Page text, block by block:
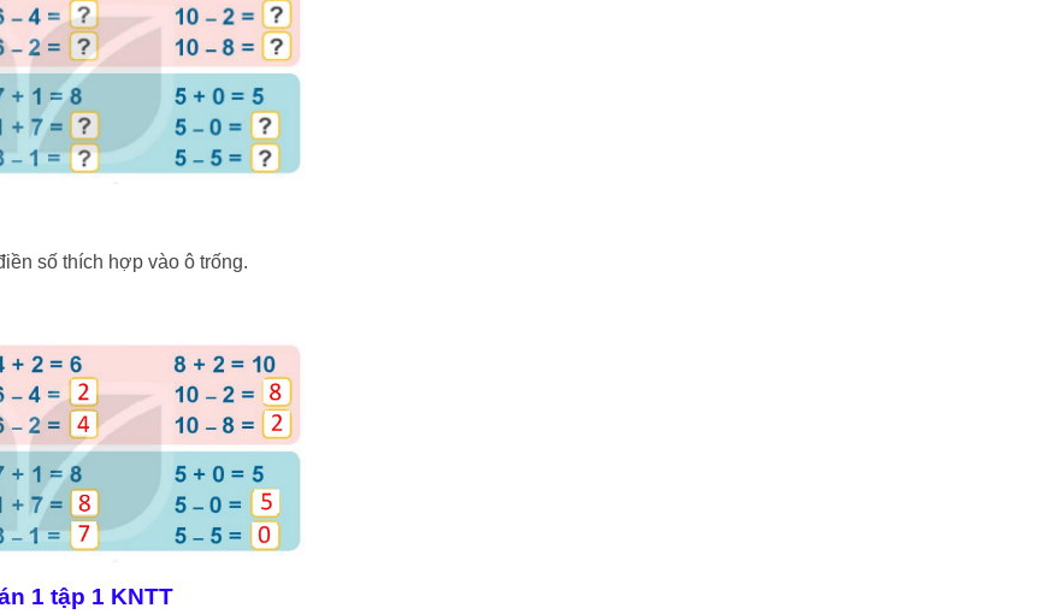
số thích hợp vào ô trống.
1 tập 1 KNTT